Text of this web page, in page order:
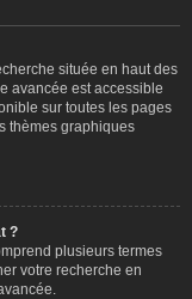
située en haut des
avancée est accessible
sur toutes les pages
thèmes graphiques
?
plusieurs termes
votre recherche en